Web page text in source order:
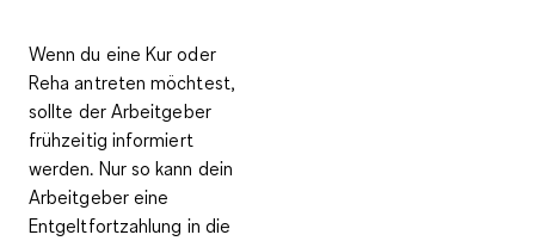
Wenn du eine Kur oder
Reha antreten möchtest,
sollte der Arbeitgeber
frühzeitig informiert
werden. Nur so kann dein
Arbeitgeber eine
Entgeltfortzahlung in die